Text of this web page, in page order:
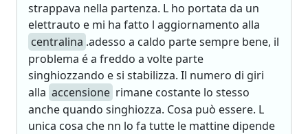
strappava nella partenza. L ho portata da un
elettrauto e mi ha fatto l aggiornamento alla
centralina .adesso a caldo parte sempre bene, il
problema é a freddo a volte parte
singhiozzando e si stabilizza. Il numero di giri
alla accensione rimane costante lo stesso
anche quando singhiozza. Cosa può essere. L
unica cosa che nn lo fa tutte le mattine dipende